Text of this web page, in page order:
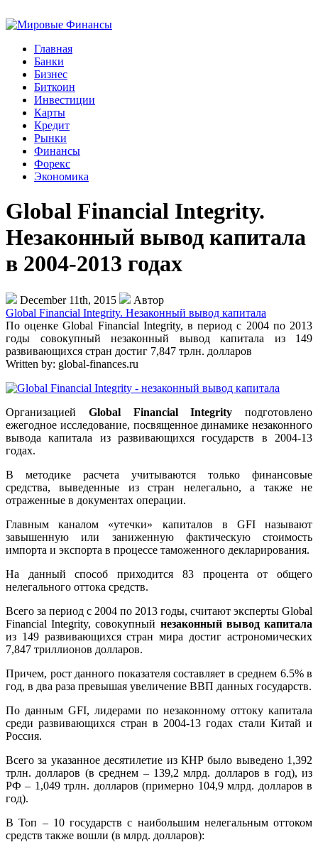
Главная
Банки
Бизнес
Биткоин
Инвестиции
Карты
Кредит
Рынки
Финансы
Форекс
Экономика
Global Financial Integrity.
Незаконный вывод капитала
в 2004-2013 годах
December 11th, 2015
Автор
Global Financial Integrity. Незаконный вывод капитала
По оценке Global Financial Integrity, в период с 2004 по 2013
годы совокупный незаконный вывод капитала из 149
развивающихся стран достиг 7,847 трлн. долларов
Written by: global-finances.ru
Организацией Global Financial Integrity подготовлено
ежегодное исследование, посвященное динамике незаконного
вывода капитала из развивающихся государств в 2004-13
годах.
В методике расчета учитываются только финансовые
средства, выведенные из стран нелегально, а также не
отраженные в документах операции.
Главным каналом «утечки» капиталов в GFI называют
завышенную или заниженную фактическую стоимость
импорта и экспорта в процессе таможенного декларирования.
На данный способ приходится 83 процента от общего
нелегального оттока средств.
Всего за период с 2004 по 2013 годы, считают эксперты Global
Financial Integrity, совокупный незаконный вывод капитала
из 149 развивающихся стран мира достиг астрономических
7,847 триллионов долларов.
Причем, рост данного показателя составляет в среднем 6.5% в
год, в два раза превышая увеличение ВВП данных государств.
По данным GFI, лидерами по незаконному оттоку капитала
среди развивающихся стран в 2004-13 годах стали Китай и
Россия.
Всего за указанное десятилетие из КНР было выведено 1,392
трлн. долларов (в среднем – 139,2 млрд. долларов в год), из
РФ – 1,049 трлн. долларов (примерно 104,9 млрд. долларов в
год).
В Топ – 10 государств с наибольшим нелегальным оттоком
средств также вошли (в млрд. долларов):